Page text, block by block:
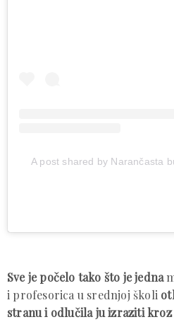
A post shared by Narančasta
Sve je počelo tako što je jedna
i profesorica u srednjoj školi
stranu i odlučila ju izraziti